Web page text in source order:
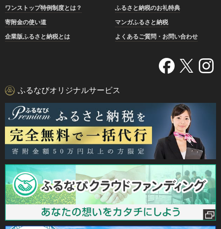
ワンストップ特例制度とは？
ふるさと納税のお礼特典
寄附金の使い道
マンガふるさと納税
企業版ふるさと納税とは
よくあるご質問・お問い合わせ
ふるなびオリジナルサービス